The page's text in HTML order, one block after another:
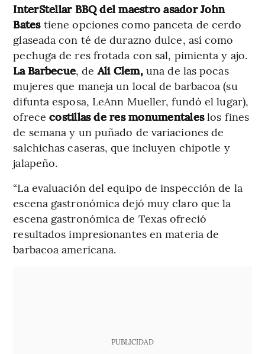
InterStellar BBQ del maestro asador John
Bates tiene opciones como panceta de cerdo
glaseada con té de durazno dulce, así como
pechuga de res frotada con sal, pimienta y ajo.
La Barbecue, de Ali Clem,una de las pocas
mujeres que maneja un local de barbacoa (su
difunta esposa, LeAnn Mueller, fundó el lugar),
ofrececostillas de res monumentaleslos fines
de semana y un puñado de variaciones de
salchichas caseras, que incluyen chipotle y
jalapeño.
“La evaluación del equipo de inspección de la
escena gastronómica dejó muy claro que la
escena gastronómica de Texas ofreció
resultados impresionantes en materia de
barbacoa americana.
PUBLICIDAD